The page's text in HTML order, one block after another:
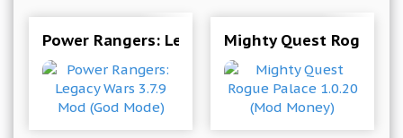
Power Rangers: Legacy Wars 3.7.9 Mod (God
Mighty Quest Rogue